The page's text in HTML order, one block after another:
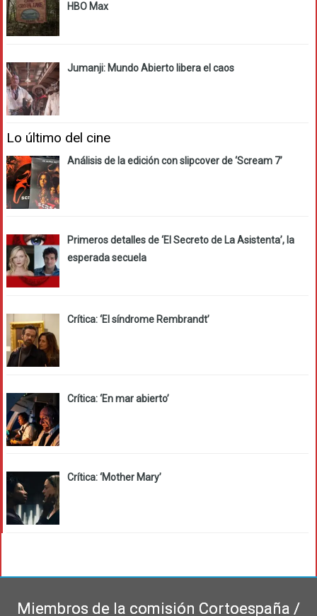
HBO Max
Jumanji: Mundo Abierto libera el caos
Lo último del cine
Análisis de la edición con slipcover de ‘Scream 7’
Primeros detalles de ‘El Secreto de La Asistenta’, la
esperada secuela
Crítica: ‘El síndrome Rembrandt’
Crítica: ‘En mar abierto’
Crítica: ‘Mother Mary’
Miembros de la comisión Cortoespaña /